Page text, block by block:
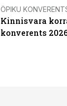
ÖPIKU
Kinnisvara
konverents